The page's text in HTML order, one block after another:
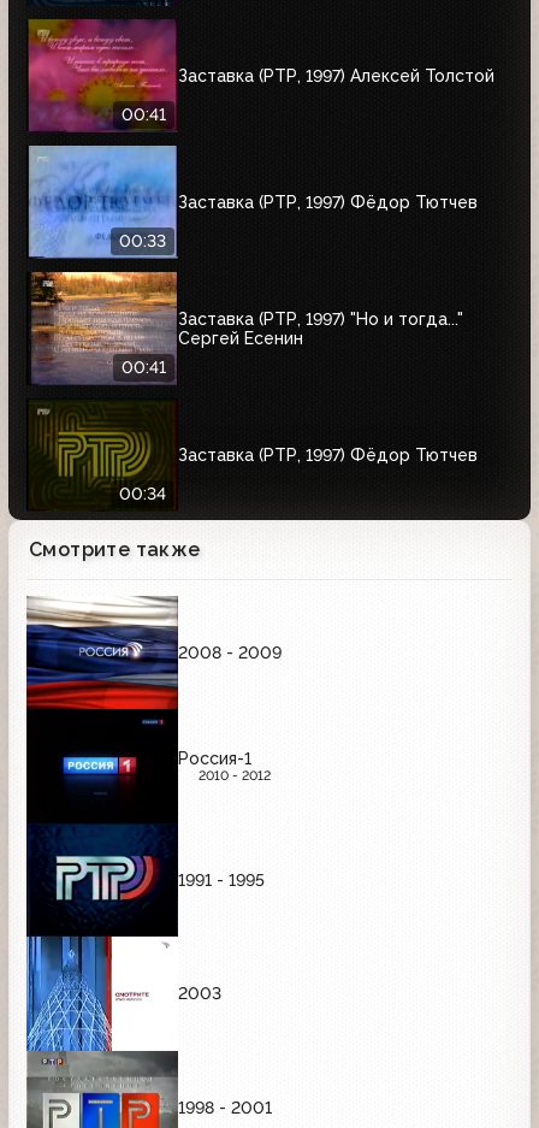
00:41
Заставка (РТР, 1997) Алексей Толстой
00:33
Заставка (РТР, 1997) Фёдор Тютчев
00:41
Заставка (РТР, 1997) "Но и тогда..."
Сергей Есенин
00:34
Заставка (РТР, 1997) Фёдор Тютчев
Смотрите также
2008 - 2009
Россия-1
2010 - 2012
1991 - 1995
2003
1998 - 2001